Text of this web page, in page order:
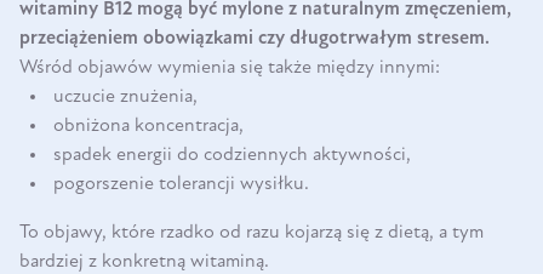
witaminy B12 mogą być mylone z naturalnym zmęczeniem,
przeciążeniem obowiązkami czy długotrwałym stresem.
Wśród objawów wymienia się także między innymi:
uczucie znużenia,
obniżona koncentracja,
spadek energii do codziennych aktywności,
pogorszenie tolerancji wysiłku.
To objawy, które rzadko od razu kojarzą się z dietą, a tym
bardziej z konkretną witaminą.